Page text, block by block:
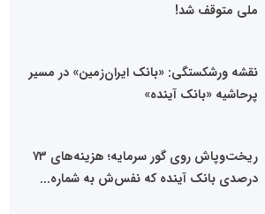
ملی متوقف شد!
نقشه ورشکستگی: «بانک ایران‌زمین» در مسیر
پرحاشیه «بانک آینده»
ریخت‌وپاش روی گور سرمایه؛ هزینه‌های ۷۳
درصدی بانک آینده که نفس‌ش به شماره...